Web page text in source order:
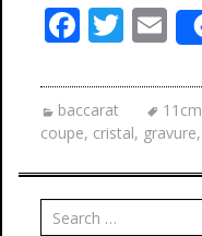
F
e
b
o
o
T
itt
er
E
m
ai
l
baccarat 11cm
coupe, cristal, gravure,